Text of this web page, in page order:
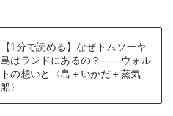
【1分で読める】なぜトムソーヤ
島はランドにあるの？――ウォル
トの想いと〈島＋いかだ＋蒸気
船〉